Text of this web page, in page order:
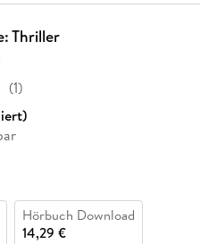
Thriller
(1)
Hörbuch Download
14,29 €